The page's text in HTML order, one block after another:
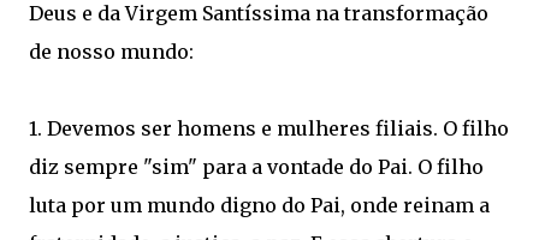
Deus e da Virgem Santíssima na transformação
de nosso mundo:
1. Devemos ser homens e mulheres filiais. O filho
diz sempre "sim" para a vontade do Pai. O filho
luta por um mundo digno do Pai, onde reinam a